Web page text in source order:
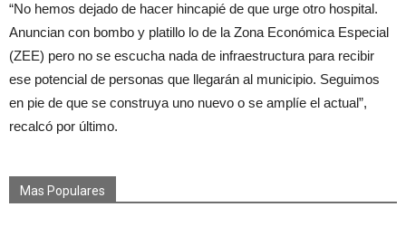
“No hemos dejado de hacer hincapié de que urge otro hospital.
Anuncian con bombo y platillo lo de la Zona Económica Especial
(ZEE) pero no se escucha nada de infraestructura para recibir
ese potencial de personas que llegarán al municipio. Seguimos
en pie de que se construya uno nuevo o se amplíe el actual”,
recalcó por último.
Mas Populares